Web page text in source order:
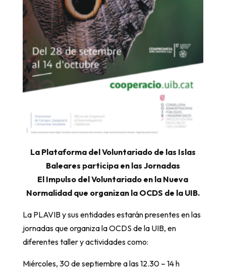
La Plataforma del Voluntariado de las Islas
Baleares participa en las Jornadas
El Impulso del Voluntariado en la Nueva
Normalidad que organizan la OCDS de la UIB.
La PLAVIB y sus entidades estarán presentes en las
jornadas que organiza la OCDS de la UIB, en
diferentes taller y actividades como:
Miércoles, 30 de septiembre a las 12.30 – 14 h